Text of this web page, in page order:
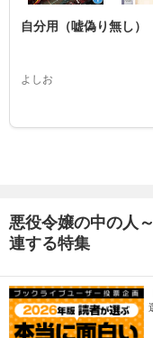
自分用（嘘偽り無し）
よしお
悪役令嬢の中の人
連する特集